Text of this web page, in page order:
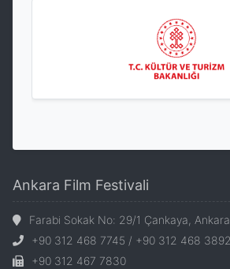
Ankara Film Festivali
Farabi Sokak No: 29/1 Çankaya,
+90 312 468 7745 / +90 312 468 3892
+90 312 467 7830